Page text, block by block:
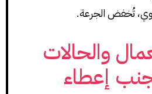
تُخفض الجرعة.
والحالات
إعطاء